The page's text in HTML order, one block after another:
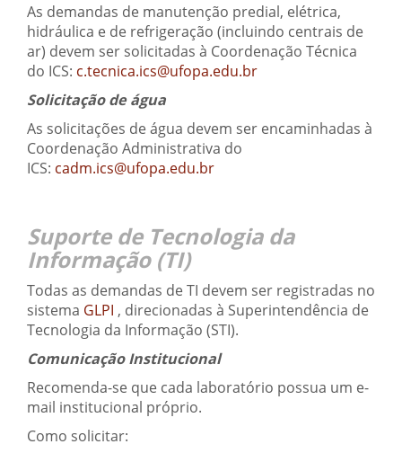
As demandas de manutenção predial, elétrica,
hidráulica e de refrigeração (incluindo centrais de
ar) devem ser solicitadas à Coordenação Técnica
do ICS: c.tecnica.ics@ufopa.edu.br
Solicitação de água
As solicitações de água devem ser encaminhadas à
Coordenação Administrativa do
ICS: cadm.ics@ufopa.edu.br
Suporte de Tecnologia da
Informação (TI)
Todas as demandas de TI devem ser registradas no
sistema GLPI , direcionadas à Superintendência de
Tecnologia da Informação (STI).
Comunicação Institucional
Recomenda-se que cada laboratório possua um e-
mail institucional próprio.
Como solicitar: